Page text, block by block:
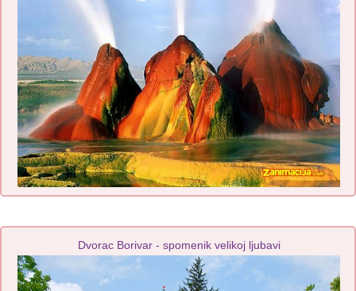
Dvorac Borivar - spomenik velikoj ljubavi